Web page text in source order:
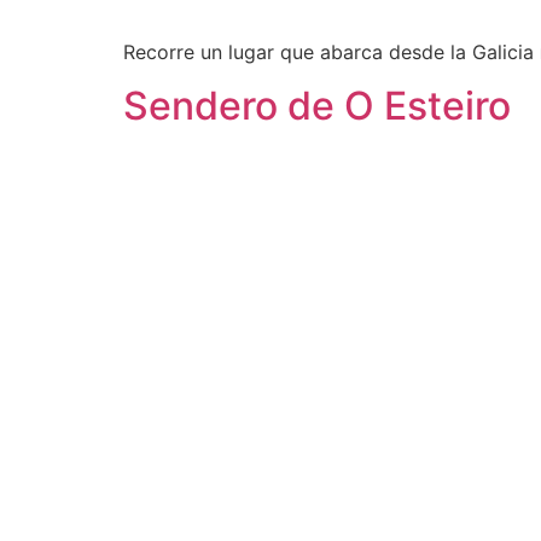
Recorre un lugar que abarca desde la Galicia
Sendero de O Esteiro